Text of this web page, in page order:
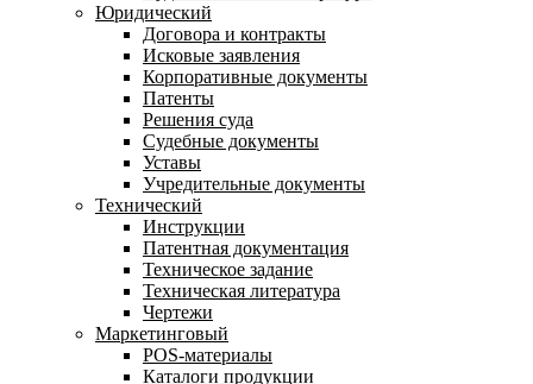
Юридический
Договора и контракты
Исковые заявления
Корпоративные документы
Патенты
Решения суда
Судебные документы
Уставы
Учредительные документы
Технический
Инструкции
Патентная документация
Техническое задание
Техническая литература
Чертежи
Маркетинговый
POS-материалы
Каталоги продукции